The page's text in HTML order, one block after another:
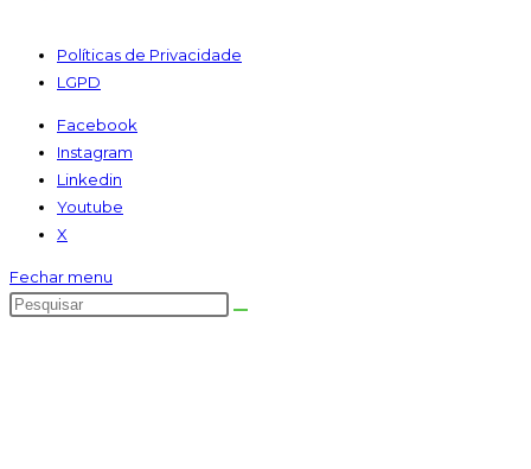
Políticas de Privacidade
LGPD
Facebook
Instagram
Linkedin
Youtube
X
Fechar menu